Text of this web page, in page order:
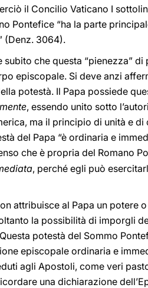
il Concilio Vaticano I
Pontefice “ha la parte
(Denz. 3064).
che questa “pienezza”
episcopale. Si deve anzi
potestà. Il Papa possiede
, essendo unito sotto
ma il principio di unità e
del Papa “è ordinaria e
che è propria del Romano
, perché egli può
attribuisce al Papa un potere
la possibilità di imporgli
potestà del Sommo
episcopale ordinaria e
agli Apostoli, come veri
una dichiarazione